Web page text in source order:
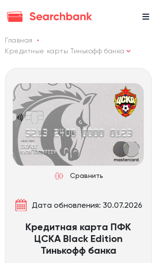
Главная
Кредитные карты Тинькофф банка
Сравнить
Дата обновления: 30.07.2026
Кредитная карта ПФК
ЦСКА Black Edition
Тинькофф банка